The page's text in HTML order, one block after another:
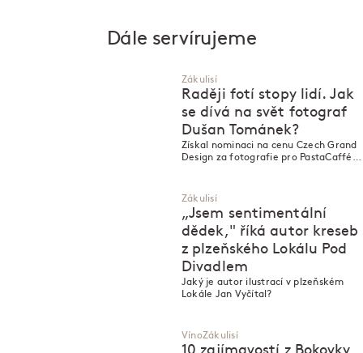
Dále servírujeme
Zákulisí
Raději fotí stopy lidí. Jak
se dívá na svět fotograf
Dušan Tománek?
Získal nominaci na cenu Czech Grand
Design za fotografie pro PastaCaffé.
Zákulisí
„Jsem sentimentální
dědek," říká autor kreseb
z plzeňského Lokálu Pod
Divadlem
Jaký je autor ilustrací v plzeňském
Lokále Jan Vyčítal?
VínoZákulisí
10 zajímavostí z Bokovky,